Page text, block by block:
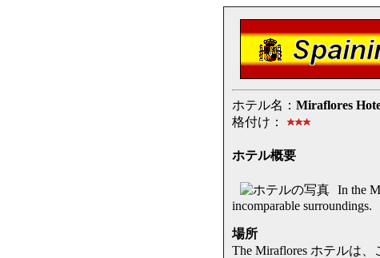
ホテル名： Miraflores
格付け：
ホテル概要
In the
incomparable surroundings.
場所
The Miraflores ホテルは、